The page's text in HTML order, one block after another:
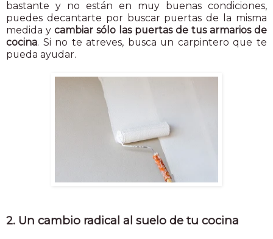
bastante y no están en muy buenas condiciones,
puedes decantarte por buscar puertas de la misma
medida y cambiar sólo las puertas de tus armarios de
cocina. Si no te atreves, busca un carpintero que te
pueda ayudar.
2. Un cambio radical al suelo de tu cocina